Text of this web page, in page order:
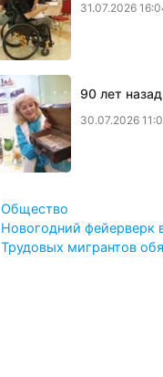
31.07.2026
90 лет
30.07.2026
Рубрики
Общество
Новогодний фейерверк
Трудовых мигрантов